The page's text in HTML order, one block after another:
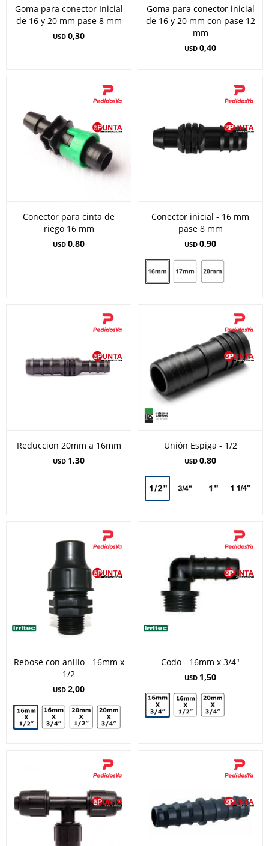
Goma para conector Inicial
de 16 y 20 mm pase 8 mm
USD 0,30
Goma para conector inicial
de 16 y 20 mm con pase 12
mm
USD 0,40
Conector para cinta de
riego 16 mm
USD 0,80
Conector inicial - 16 mm
pase 8 mm
USD 0,90
Reduccion 20mm a 16mm
USD 1,30
Unión Espiga - 1/2
USD 0,80
Rebose con anillo - 16mm x
1/2
USD 2,00
Codo - 16mm x 3/4"
USD 1,50